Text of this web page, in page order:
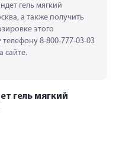
гель мягкий
а также получить
этого
8-800-777-03-03
сайте.
гель мягкий